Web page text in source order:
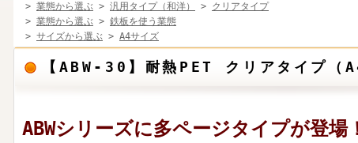
> 業態から選ぶ > 汎用タイプ（和洋） > クリアタイプ
> 業態から選ぶ > 鉄板を使う業態
> サイズから選ぶ > A4サイズ
【ABW-30】耐熱PET クリアタイプ
ABWシリーズに多ページタイプが登場